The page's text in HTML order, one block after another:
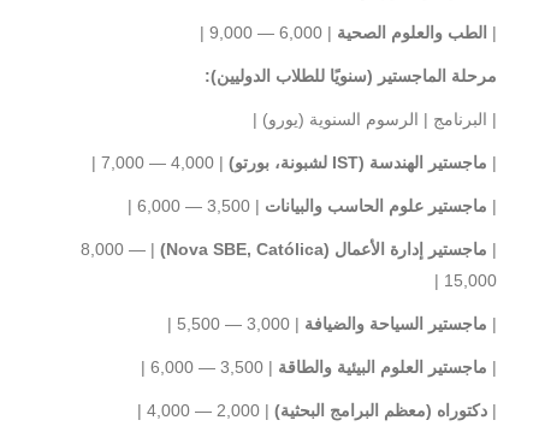
| الطب والعلوم الصحية | 6,000 — 9,000 |
مرحلة الماجستير (سنويًا للطلاب الدوليين):
| البرنامج | الرسوم السنوية (يورو) |
| ماجستير الهندسة (IST لشبونة، بورتو) | 4,000 — 7,000 |
| ماجستير علوم الحاسب والبيانات | 3,500 — 6,000 |
| ماجستير إدارة الأعمال (Nova SBE, Católica)
| 8,000 —
15,000 |
| ماجستير السياحة والضيافة | 3,000 — 5,500 |
| ماجستير العلوم البيئية والطاقة | 3,500 — 6,000 |
| دكتوراه (معظم البرامج البحثية) | 2,000 — 4,000 |